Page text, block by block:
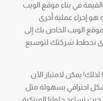
في بناء موقع الويب
هو إجراء عملية أخرى
الويب الخاص بك إلى
تخطط شركتك لتوسيع
يمكن لامتياز الآن
احترافي بسهولة مثل